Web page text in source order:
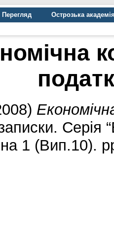
Перегляд
Острозька
Серія
1 (Вип.10).